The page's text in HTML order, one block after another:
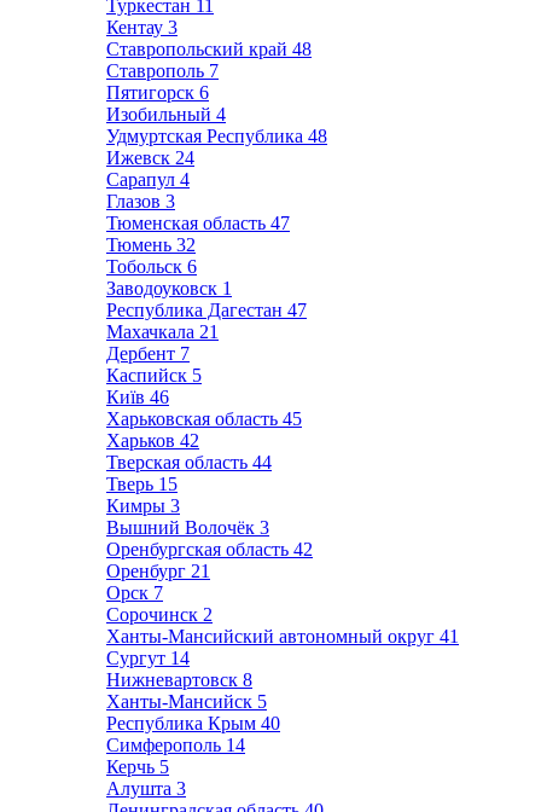
Туркестан 11
Кентау 3
Ставропольский край 48
Ставрополь 7
Пятигорск 6
Изобильный 4
Удмуртская Республика 48
Ижевск 24
Сарапул 4
Глазов 3
Тюменская область 47
Тюмень 32
Тобольск 6
Заводоуковск 1
Республика Дагестан 47
Махачкала 21
Дербент 7
Каспийск 5
Київ 46
Харьковская область 45
Харьков 42
Тверская область 44
Тверь 15
Кимры 3
Вышний Волочёк 3
Оренбургская область 42
Оренбург 21
Орск 7
Сорочинск 2
Ханты-Мансийский автономный округ 41
Сургут 14
Нижневартовск 8
Ханты-Мансийск 5
Республика Крым 40
Симферополь 14
Керчь 5
Алушта 3